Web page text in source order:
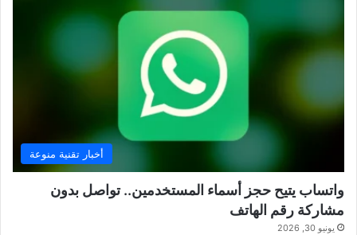
أخبار تقنية منوعة
واتساب يتيح حجز أسماء المستخدمين.. تواصل بدون
مشاركة رقم الهاتف
يونيو 30, 2026